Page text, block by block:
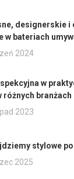
designerskie i
w bateriach
2024
w
różnych branżach
2023
stylowe
2025